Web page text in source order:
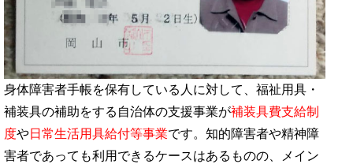
身体障害者手帳を保有している人に対して、福祉用具・
補装具の補助をする自治体の支援事業が補装具費支給制
度や日常生活用具給付等事業です。知的障害者や精神障
害者であっても利用できるケースはあるものの、メイン